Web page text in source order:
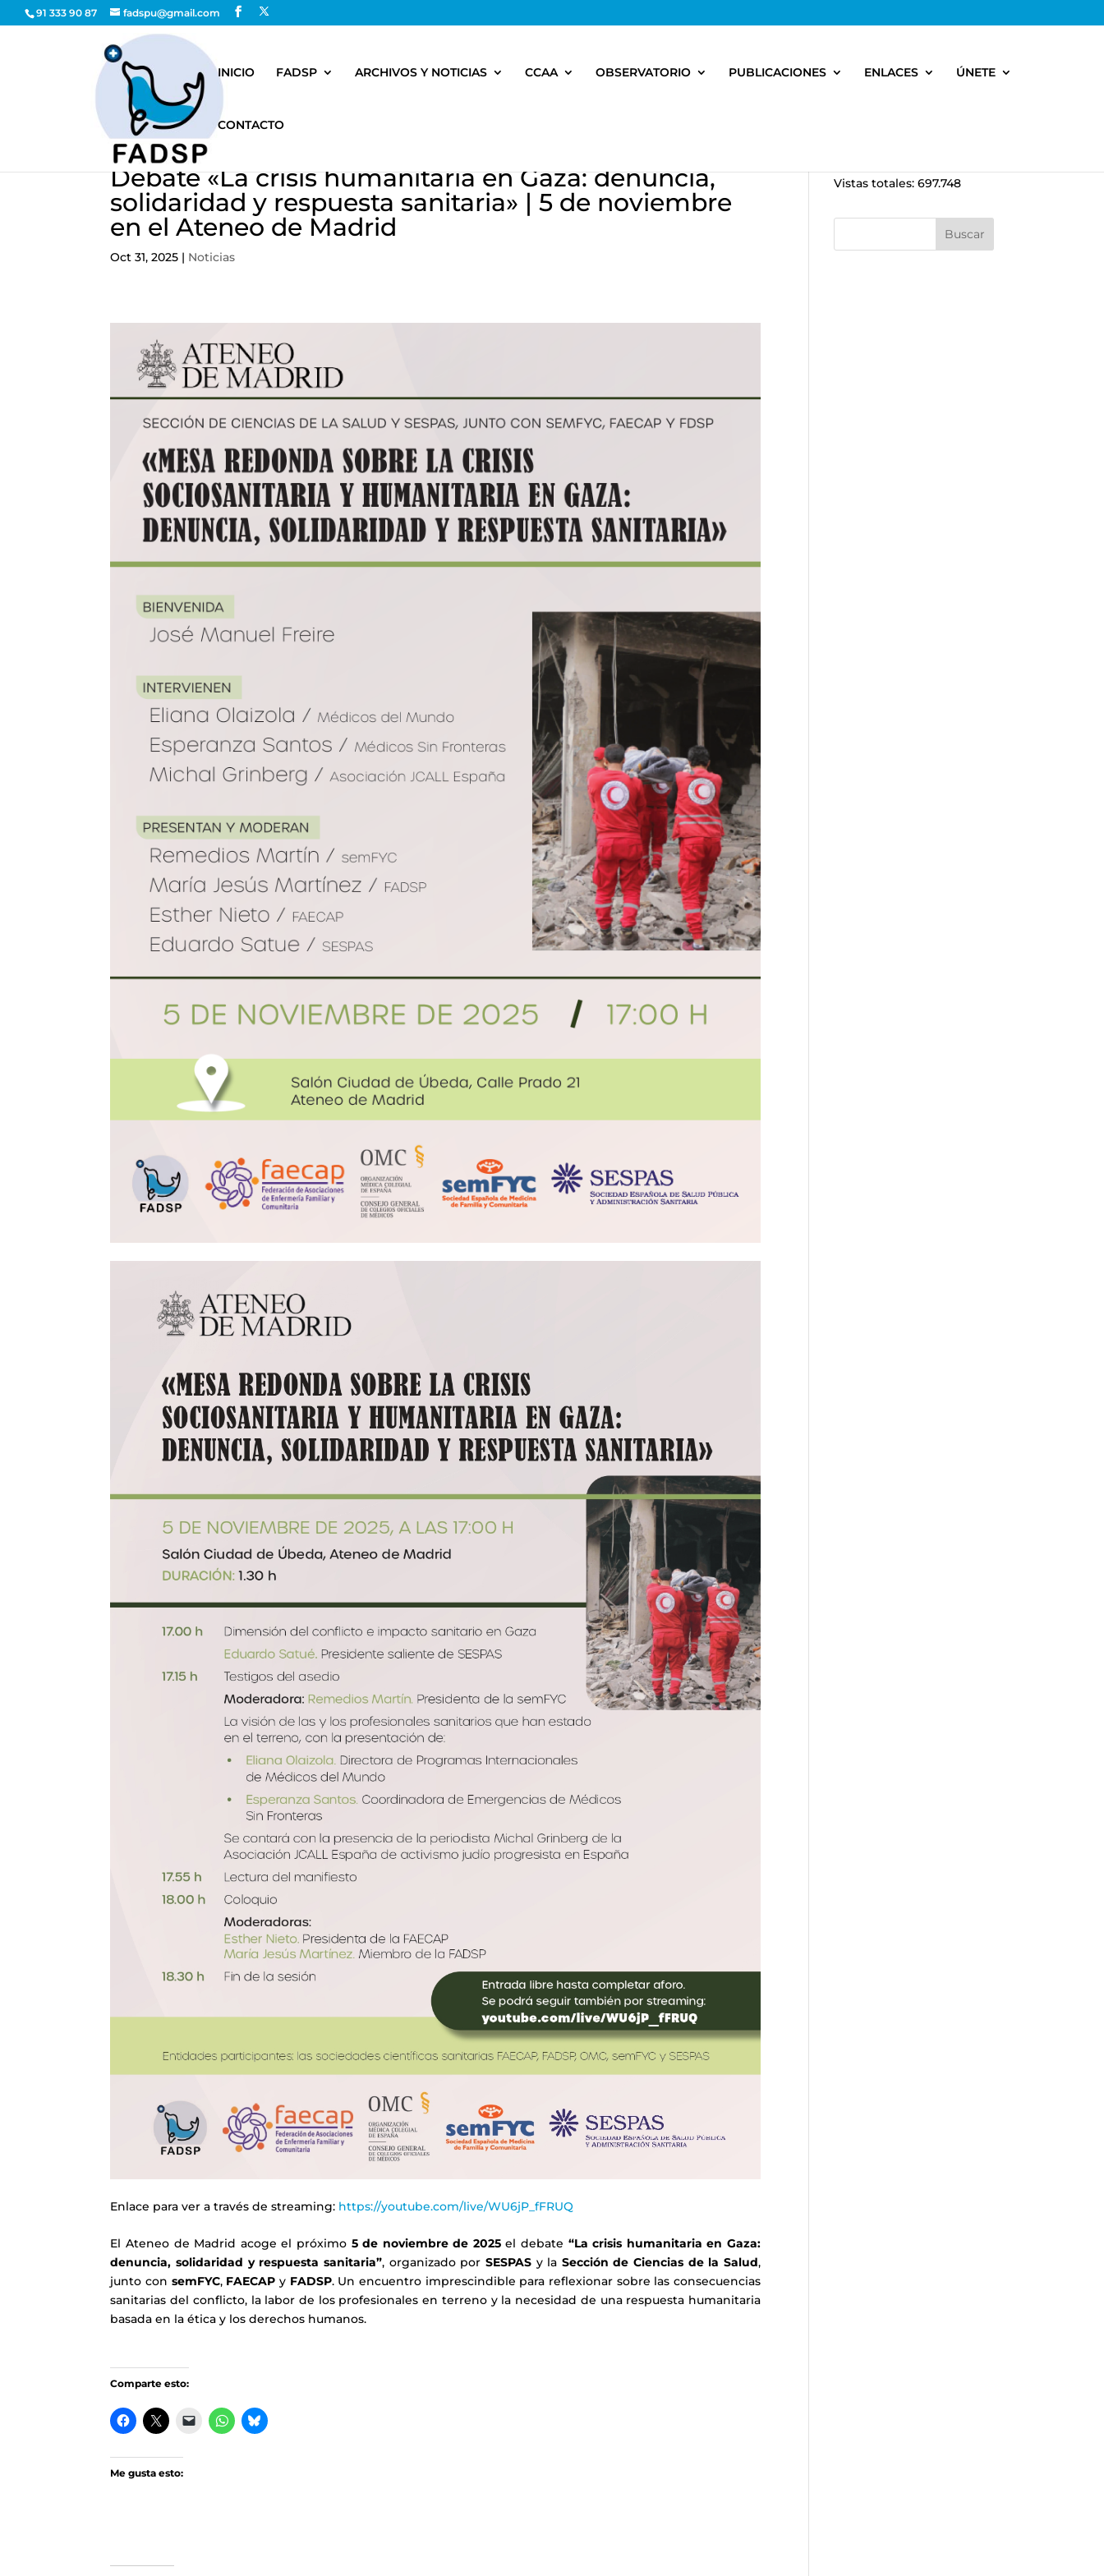
91 333 90 87 fadspu@gmail.com
INICIO FADSP ARCHIVOS Y NOTICIAS CCAA OBSERVATORIO PUBLICACIONES ENLACES ÚNETE
CONTACTO
Debate «La crisis humanitaria en Gaza: denuncia,
solidaridad y respuesta sanitaria» | 5 de noviembre
en el Ateneo de Madrid
Oct 31, 2025 | Noticias
Enlace para ver a través de streaming: https://youtube.com/live/WU6jP_fFRUQ
El Ateneo de Madrid acoge el próximo 5 de noviembre de 2025el debate “La crisis humanitaria en Gaza:
denuncia, solidaridad y respuesta sanitaria”, organizado por SESPASy la Sección de Ciencias de la Salud,
junto con semFYC, FAECAP y FADSP. Un encuentro imprescindible para reflexionar sobre las consecuencias
sanitarias del conflicto, la labor de los profesionales en terreno y la necesidad de una respuesta humanitaria
basada en la ética y los derechos humanos.
Comparte esto:
Me gusta esto:
Vistas totales:697.748